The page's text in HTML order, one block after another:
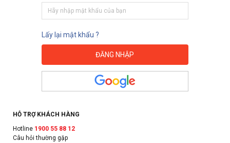
Lấy lại mật khẩu ?
HỖ TRỢ KHÁCH HÀNG
Hotline 1900 55 88 12
Câu hỏi thường gặp